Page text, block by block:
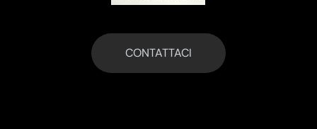
CONTATTACI